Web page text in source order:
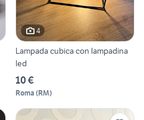
4
Lampada cubica con lampadina
led
10 €
Roma (RM)